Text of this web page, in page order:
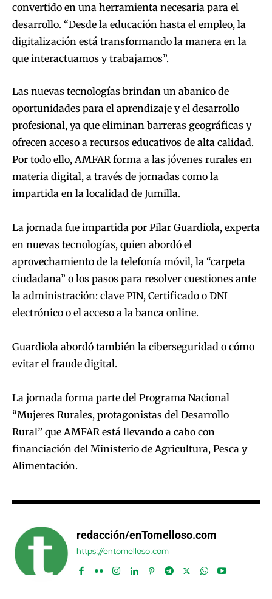
convertido en una herramienta necesaria para el
desarrollo. “Desde la educación hasta el empleo, la
digitalización está transformando la manera en la
que interactuamos y trabajamos”.
Las nuevas tecnologías brindan un abanico de
oportunidades para el aprendizaje y el desarrollo
profesional, ya que eliminan barreras geográficas y
ofrecen acceso a recursos educativos de alta calidad.
Por todo ello, AMFAR forma a las jóvenes rurales en
materia digital, a través de jornadas como la
impartida en la localidad de Jumilla.
La jornada fue impartida por Pilar Guardiola, experta
en nuevas tecnologías, quien abordó el
aprovechamiento de la telefonía móvil, la “carpeta
ciudadana” o los pasos para resolver cuestiones ante
la administración: clave PIN, Certificado o DNI
electrónico o el acceso a la banca online.
Guardiola abordó también la ciberseguridad o cómo
evitar el fraude digital.
La jornada forma parte del Programa Nacional
“Mujeres Rurales, protagonistas del Desarrollo
Rural” que AMFAR está llevando a cabo con
financiación del Ministerio de Agricultura, Pesca y
Alimentación.
redacción/enTomelloso.com
https://entomelloso.com